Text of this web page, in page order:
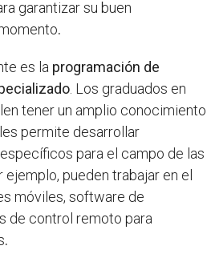
garantizar su buen
.
es la programación de
. Los graduados en
tener un amplio conocimiento
permite desarrollar
para el campo de las
ejemplo, pueden trabajar en el
móviles, software de
de control remoto para
.